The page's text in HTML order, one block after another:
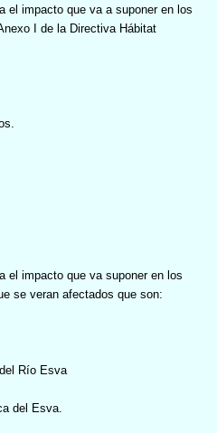
el impacto que va a suponer en los
I de la Directiva Hábitat
el impacto que va suponer en los
se veran afectados que son:
Río Esva
del Esva.